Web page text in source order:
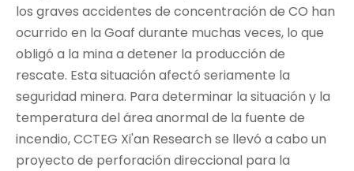
los graves accidentes de concentración de CO han
ocurrido en la Goaf durante muchas veces, lo que
obligó a la mina a detener la producción de
rescate. Esta situación afectó seriamente la
seguridad minera. Para determinar la situación y la
temperatura del área anormal de la fuente de
incendio, CCTEG Xi'an Research se llevó a cabo un
proyecto de perforación direccional para la